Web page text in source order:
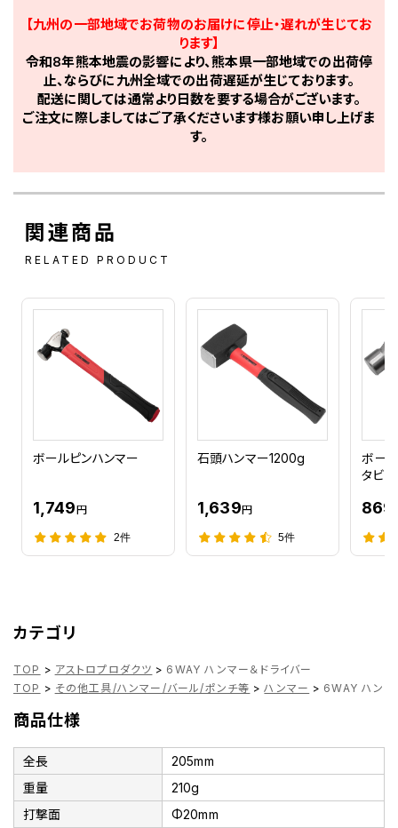
【九州の一部地域でお荷物のお届けに停止・遅れが生じてお
ります】
令和8年熊本地震の影響により、熊本県一部地域での出荷停
止、ならびに九州全域での出荷遅延が生じております。
配送に関しては通常より日数を要する場合がございます。
ご注文に際しましてはご了承くださいます様お願い申し上げま
す。
関連商品
RELATED PRODUCT
ボールピンハンマー
1,749円
2件
石頭ハンマー1200g
1,639円
5件
ボー
タビ
869
カテゴリ
TOP > アストロプロダクツ > 6WAY ハンマー＆ドライバー
TOP > その他工具/ハンマー/バール/ポンチ等 > ハンマー > 6WAY ハンマ
商品仕様
全長
205mm
重量
210g
打撃面
Φ20mm